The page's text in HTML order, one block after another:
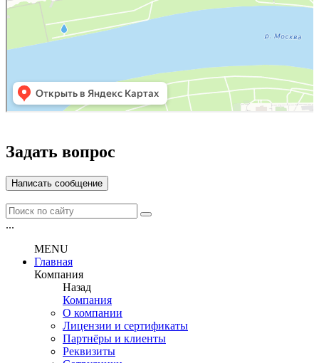
Задать вопрос
Написать сообщение
...
MENU
Главная
Компания
Назад
Компания
О компании
Лицензии и сертификаты
Партнёры и клиенты
Реквизиты